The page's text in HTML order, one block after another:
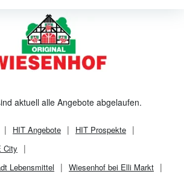
aktuell alle Angebote abgelaufen.
HIT Angebote HIT Prospekte
City
Lebensmittel
Wiesenhof bei Elli Markt